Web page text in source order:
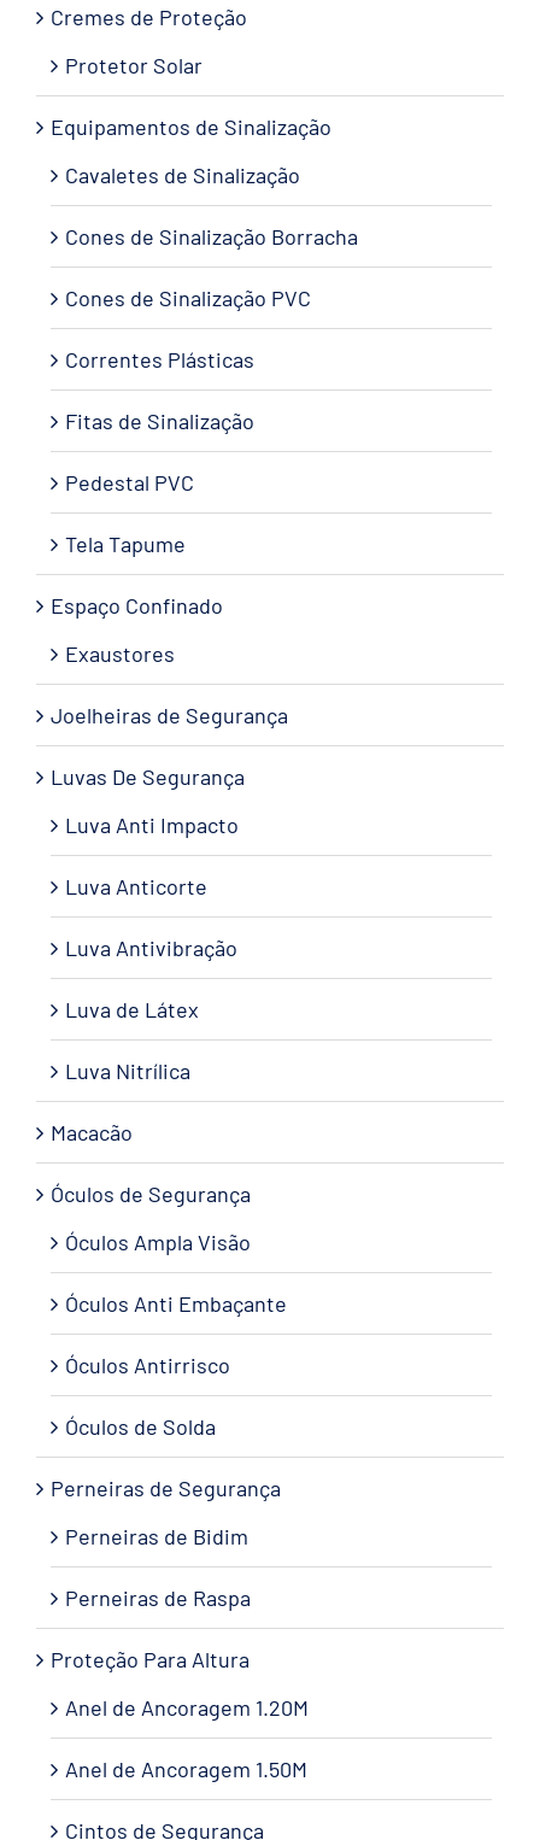
Cremes de Proteção
Protetor Solar
Equipamentos de Sinalização
Cavaletes de Sinalização
Cones de Sinalização Borracha
Cones de Sinalização PVC
Correntes Plásticas
Fitas de Sinalização
Pedestal PVC
Tela Tapume
Espaço Confinado
Exaustores
Joelheiras de Segurança
Luvas De Segurança
Luva Anti Impacto
Luva Anticorte
Luva Antivibração
Luva de Látex
Luva Nitrílica
Macacão
Óculos de Segurança
Óculos Ampla Visão
Óculos Anti Embaçante
Óculos Antirrisco
Óculos de Solda
Perneiras de Segurança
Perneiras de Bidim
Perneiras de Raspa
Proteção Para Altura
Anel de Ancoragem 1.20M
Anel de Ancoragem 1.50M
Cintos de Segurança